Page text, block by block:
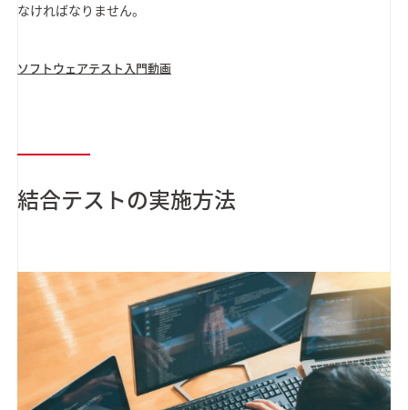
なければなりません。
ソフトウェアテスト入門動画
結合テストの実施方法